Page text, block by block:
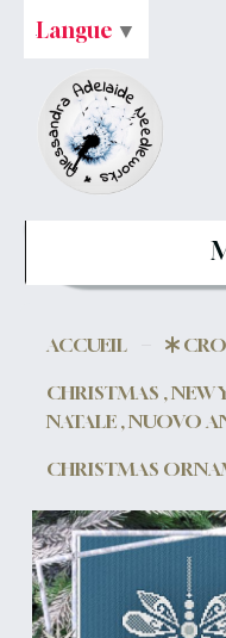
ACCUEIL
CHRISTMAS , NEW
NATALE , NUOVO
CHRISTMAS
Langue ▼